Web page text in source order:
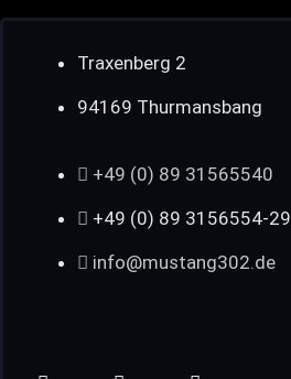
Traxenberg 2
94169 Thurmansbang
+49 (0) 89 31565540
+49 (0) 89 3156554-29
info@mustang302.de